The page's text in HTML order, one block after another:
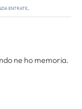
entrate.
ne ho memoria.